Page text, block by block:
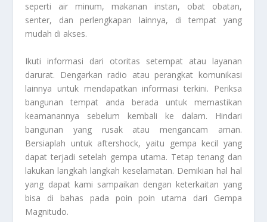
seperti air minum, makanan instan, obat obatan,
senter, dan perlengkapan lainnya, di tempat yang
mudah di akses.
Ikuti informasi dari otoritas setempat atau layanan
darurat. Dengarkan radio atau perangkat komunikasi
lainnya untuk mendapatkan informasi terkini. Periksa
bangunan tempat anda berada untuk memastikan
keamanannya sebelum kembali ke dalam. Hindari
bangunan yang rusak atau mengancam aman.
Bersiaplah untuk aftershock, yaitu gempa kecil yang
dapat terjadi setelah gempa utama. Tetap tenang dan
lakukan langkah langkah keselamatan. Demikian hal hal
yang dapat kami sampaikan dengan keterkaitan yang
bisa di bahas pada poin poin utama dari Gempa
Magnitudo.